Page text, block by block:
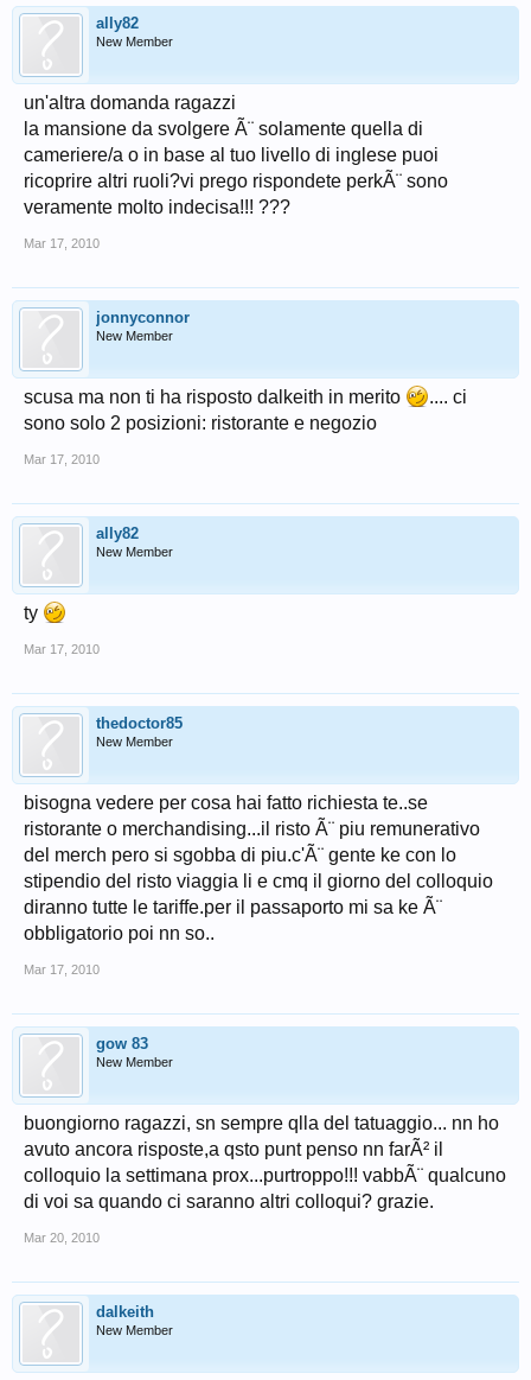
ally82
New Member
un'altra domanda ragazzi
la mansione da svolgere Ã¨ solamente quella di
cameriere/a o in base al tuo livello di inglese puoi
ricoprire altri ruoli?vi prego rispondete perkÃ¨ sono
veramente molto indecisa!!! ???
Mar 17, 2010
jonnyconnor
New Member
scusa ma non ti ha risposto dalkeith in merito
.... ci
sono solo 2 posizioni: ristorante e negozio
Mar 17, 2010
ally82
New Member
ty
Mar 17, 2010
thedoctor85
New Member
bisogna vedere per cosa hai fatto richiesta te..se
ristorante o merchandising...il risto Ã¨ piu remunerativo
del merch pero si sgobba di piu.c'Ã¨ gente ke con lo
stipendio del risto viaggia li e cmq il giorno del colloquio
diranno tutte le tariffe.per il passaporto mi sa ke Ã¨
obbligatorio poi nn so..
Mar 17, 2010
gow 83
New Member
buongiorno ragazzi, sn sempre qlla del tatuaggio... nn ho
avuto ancora risposte,a qsto punt penso nn farÃ² il
colloquio la settimana prox...purtroppo!!! vabbÃ¨ qualcuno
di voi sa quando ci saranno altri colloqui? grazie.
Mar 20, 2010
dalkeith
New Member